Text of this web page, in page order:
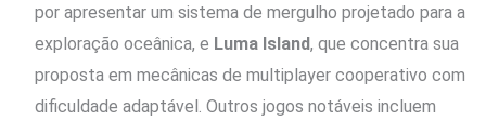
por apresentar um sistema de mergulho projetado para a
exploração oceânica, e Luma Island, que concentra sua
proposta em mecânicas de multiplayer cooperativo com
dificuldade adaptável. Outros jogos notáveis incluem